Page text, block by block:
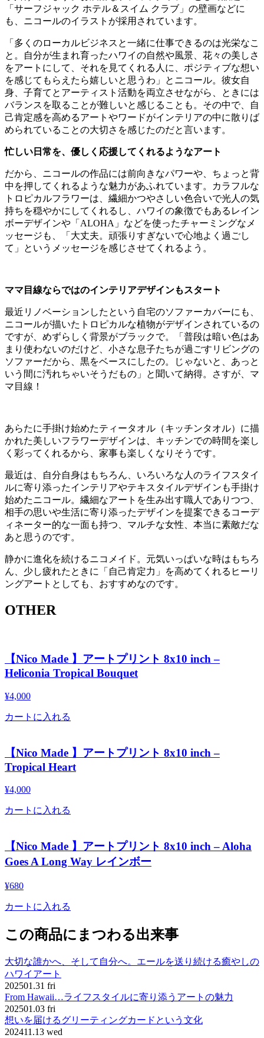
「サーフジャック ホテル＆スイム クラブ」の壁画などに
も、ニコールのイラストが採用されています。
「多くのローカルビジネスと一緒に仕事できるのは光栄なこ
と。自分が生まれ育ったハワイの自然や風景、花々の美しさ
をアートにして、それを見てくれる人に、ポジティブな想い
を感じてもらえたら嬉しいと思うわ」とニコール。彼女自
身、子育てとアーティスト活動を両立させながら、ときには
バランスを取ることが難しいと感じることも。その中で、自
己肯定感を高めるアートやワードがインテリアの中に散りば
められていることの大切さを感じたのだと言います。
忙しい日常を、優しく応援してくれるようなアート
だから、ニコールの作品には前向きなパワーや、ちょっと背
中を押してくれるような魅力があふれています。カラフルな
トロピカルフラワーは、繊細かつやさしい色合いで光人の気
持ちを穏やかにしてくれるし、ハワイの象徴でもあるレイン
ボーデザインや「ALOHA」などを使ったチャーミングなメ
ッセージも、「大丈夫。頑張りすぎないで心地よく過ごし
て」というメッセージを感じさせてくれるよう。
ママ目線ならではのインテリアデザインもスタート
最近リノベーションしたという自宅のソファーカバーにも、
ニコールが描いたトロピカルな植物がデザインされているの
ですが、めずらしく背景がブラックで。「普段は暗い色はあ
まり使わないのだけど、小さな息子たちが過ごすリビングの
ソファーだから、黒をベースにしたの。じゃないと、あっと
いう間に汚れちゃいそうだもの」と聞いて納得。さすが、マ
マ目線！
あらたに手掛け始めたティータオル（キッチンタオル）に描
かれた美しいフラワーデザインは、キッチンでの時間を楽し
く彩ってくれるから、家事も楽しくなりそうです。
最近は、自分自身はもちろん、いろいろな人のライフスタイ
ルに寄り添ったインテリアやテキスタイルデザインも手掛け
始めたニコール。繊細なアートを生み出す職人でありつつ、
相手の思いや生活に寄り添ったデザインを提案できるコーデ
ィネーター的な一面も持つ、マルチな女性、本当に素敵だな
あと思うのです。
静かに進化を続けるニコメイド。元気いっぱいな時はもちろ
ん、少し疲れたときに「自己肯定力」を高めてくれるヒーリ
ングアートとしても、おすすめなのです。
OTHER
【Nico Made 】アートプリント 8x10 inch –
Heliconia Tropical Bouquet
¥4,000
カートに入れる
【Nico Made 】アートプリント 8x10 inch –
Tropical Heart
¥4,000
カートに入れる
【Nico Made 】アートプリント 8x10 inch – Aloha
Goes A Long Way レインボー
¥680
カートに入れる
この商品にまつわる出来事
大切な誰かへ、そして自分へ。エールを送り続ける癒やしの
ハワイアート
202501.31 fri
From Hawaii…ライフスタイルに寄り添うアートの魅力
202501.03 fri
想いを届けるグリーティングカードという文化
202411.13 wed